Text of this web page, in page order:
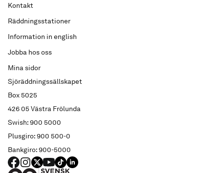
Sjöräddningssällskapet
Box 5025
426 05 Västra Frölunda
Swish: 900 5000
Plusgiro: 900 500-0
Bankgiro: 900-5000
Kontakt
Räddningsstationer
Information in english
Jobba hos oss
Mina sidor
FACEBOOK
Instagram
X YouTube
TIKTOKLINKED IN